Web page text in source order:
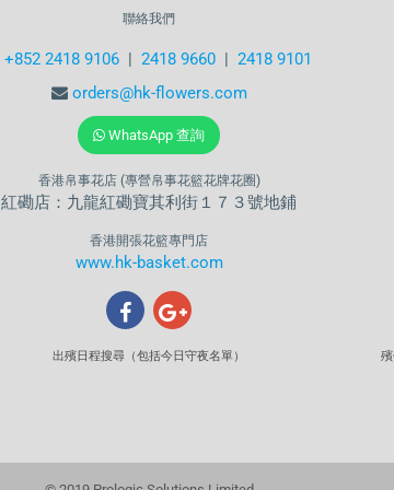
聯絡我們
+852 2418 9106| 2418 9660| 2418 9101
orders@hk-flowers.com
WhatsApp 查詢
香港帛事花店 (專營帛事花籃花牌花圈)
紅磡店：九龍紅磡寶其利街１７３號地鋪
香港開張花籃專門店
www.hk-basket.com
出殯日程搜尋（包括今日守夜名單）